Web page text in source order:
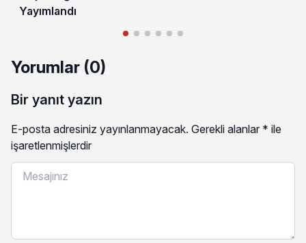
Yayımlandı
Yorumlar (0)
Bir yanıt yazın
E-posta adresiniz yayınlanmayacak. Gerekli alanlar * ile
işaretlenmişlerdir